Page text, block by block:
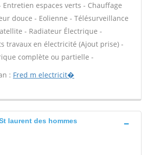
espaces verts - Chauffage
douce - Eolienne - Télésurveillance
- Radiateur Électrique -
travaux en électricité (Ajout prise) -
complète ou partielle -
: Fred m electricit�
laurent des hommes